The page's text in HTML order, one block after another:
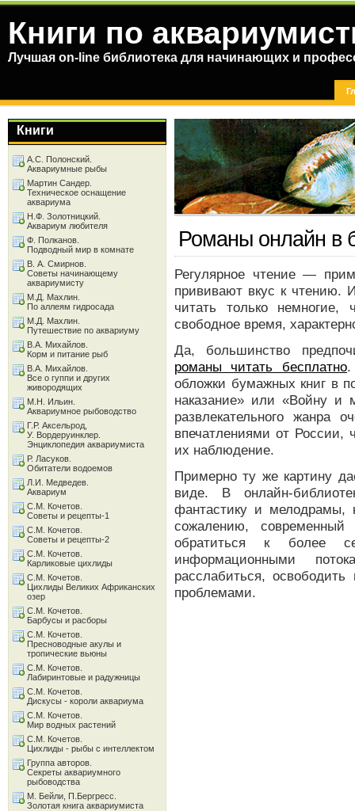
Книги по
Лучшая on-line библиотека для начинающих и
Романы онлайн в
Регулярное чтение —
прививают вкус к чтению.
читать только
свободное время,
Да, большинство
романы читать бесплатно.
обложки бумажных книг в
наказание» или «Войну и
развлекательного жанра
впечатлениями от России,
их наблюдение.
Примерно ту же картину
виде. В онлайн-
фантастику и мелодрамы,
сожалению,
обратиться к более
информационными
расслабиться,
проблемами.
Книги
А.С. Полонский.
Аквариумные рыбы
Мартин Сандер.
Техническое оснащение
аквариума
Н.Ф. Золотницкий.
Аквариум любителя
Ф. Полканов.
Подводный мир в комнате
В. А. Смирнов.
Советы начинающему
аквариумисту
М.Д. Махлин.
По аллеям гидросада
М.Д. Махлин.
Путешествие по аквариуму
В.А. Михайлов.
Корм и питание рыб
В.А. Михайлов.
Все о гуппи и других
живородящих
М.Н. Ильин.
Аквариумное рыбоводство
Г.Р. Аксельрод,
У. Вордеруинклер.
Энциклопедия аквариумиста
Р. Ласуков.
Обитатели водоемов
Л.И. Медведев.
Аквариум
С.М. Кочетов.
Советы и рецепты-1
С.М. Кочетов.
Советы и рецепты-2
С.М. Кочетов.
Карликовые цихлиды
С.М. Кочетов.
Цихлиды Великих Африканских
озер
С.М. Кочетов.
Барбусы и расборы
С.М. Кочетов.
Пресноводные акулы и
тропические вьюны
С.М. Кочетов.
Лабиринтовые и радужницы
С.М. Кочетов.
Дискусы - короли аквариума
С.М. Кочетов.
Мир водных растений
С.М. Кочетов.
Цихлиды - рыбы с интеллектом
Группа авторов.
Секреты аквариумного
рыбоводства
М. Бейли, П.Бергресс.
Золотая книга аквариумиста